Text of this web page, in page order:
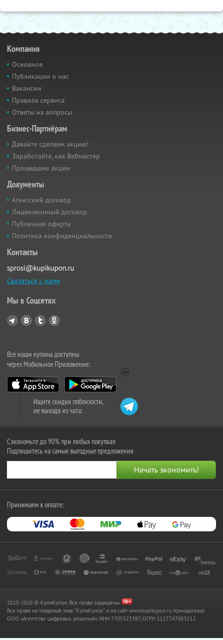
Компания
Основное
Публикации о нас
Вакансии
Правила сервиса
Ответы на вопросы
Бизнес-Партнёрам
Давайте сделаем акцию!
Заработайте, как Вебмастер
Прошедшие акции
Документы
Агентский договор
Лицензионный договор
Публичная оферта
Политика конфиденциальности
Контакты
sprosi@kupikupon.ru
Связаться с нами
Мы в Соцсетях
Все наши купоны доступны
через Мобильное Приложение:
Ищите скидки поблизости,
не выходя из чата:
Сэкономьте до 90% при любых покупках
Подпишитесь на самые выгодные предложения
Принимаем к оплате:
2010-2026 © КупиКупон. Все права защищены.
Все права на товарный знак "КупиКупон" и на сайт www.kupikupon.ru принадлежат
OOO «Агентство цифровых решений» ИНН 7705523387, ОГРН 1127747063212